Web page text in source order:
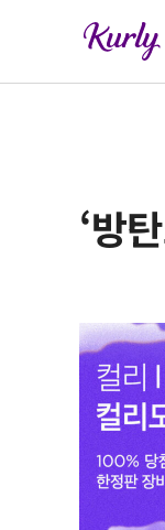
‘방